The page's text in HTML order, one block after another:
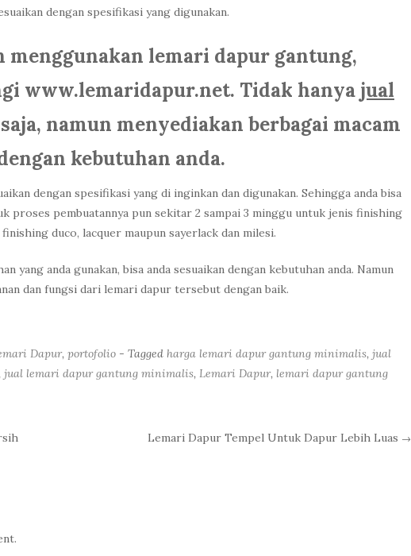
dengan spesifikasi yang digunakan.
menggunakan lemari dapur gantung,
www.lemaridapur.net. Tidak hanya jual
namun menyediakan berbagai macam
kebutuhan anda.
dengan spesifikasi yang di inginkan dan digunakan. Sehingga anda bisa
proses pembuatannya pun sekitar 2 sampai 3 minggu untuk jenis finishing
duco, lacquer maupun sayerlack dan milesi.
yang anda gunakan, bisa anda sesuaikan dengan kebutuhan anda. Namun
dan fungsi dari lemari dapur tersebut dengan baik.
Dapur, portofolio - Tagged harga lemari dapur gantung minimalis, jual
jual lemari dapur gantung minimalis, Lemari Dapur, lemari dapur gantung
Lemari Dapur Tempel Untuk Dapur Lebih Luas →